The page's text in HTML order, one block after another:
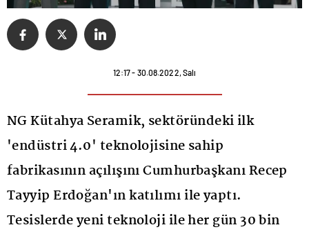
12:17 - 30.08.2022, Salı
NG Kütahya Seramik, sektöründeki ilk
'endüstri 4.0' teknolojisine sahip
fabrikasının açılışını Cumhurbaşkanı Recep
Tayyip Erdoğan'ın katılımı ile yaptı.
Tesislerde yeni teknoloji ile her gün 30 bin